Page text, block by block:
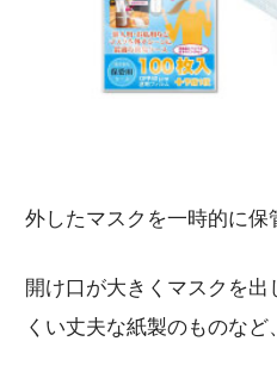
外したマスクを一時的に保
開け口が大きくマスクを
くい丈夫な紙製のものなど